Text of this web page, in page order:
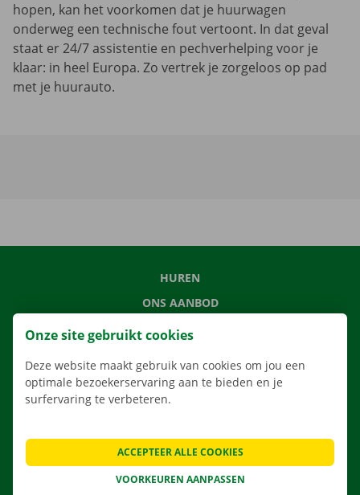
hopen, kan het voorkomen dat je huurwagen
onderweg een technische fout vertoont. In dat geval
staat er 24/7 assistentie en pechverhelping voor je
klaar: in heel Europa. Zo vertrek je zorgeloos op pad
met je huurauto.
HUREN
ONS AANBOD
ONZE DIENSTEN
APP
VERHUISOPLOSSINGEN
CONTACTEER ONS
Onze site gebruikt cookies
Deze website maakt gebruik van cookies om jou een
optimale bezoekerservaring aan te bieden en je
surfervaring te verbeteren.
VOORKEUREN AANPASSEN
ACCEPTEER ALLE COOKIES